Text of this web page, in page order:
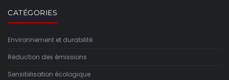
CATÉGORIES
Environnement et durabilité
Réduction des émissions
Sensibilisation écologique